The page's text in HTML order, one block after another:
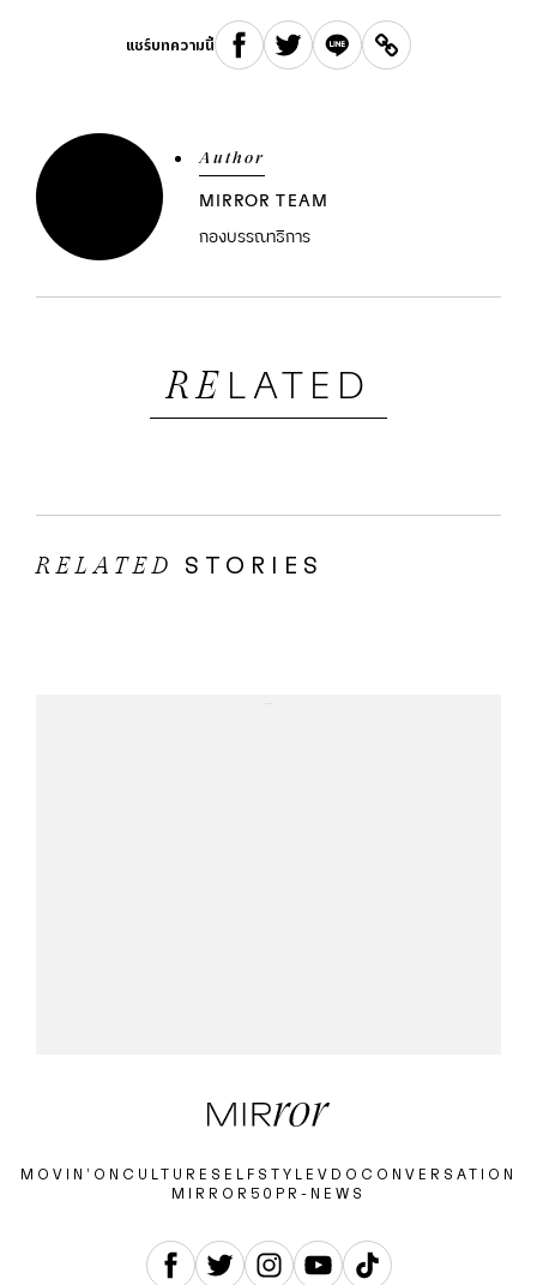
แชร์บทความนี้
Author
MIRROR TEAM
กองบรรณาธิการ
RE LATED
RELATED STORIES
MOVIN’ON CULTURE SELF STYLE VDO CONVERSATION
MIRROR50 PR-NEWS